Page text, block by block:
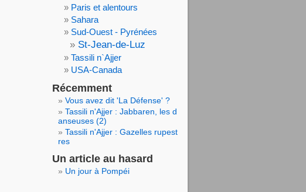
Paris et alentours
Sahara
Sud-Ouest - Pyrénées
St-Jean-de-Luz
Tassili n`Ajjer
USA-Canada
Récemment
Vous avez dit 'La Défense' ?
Tassili n'Ajjer : Jabbaren, les d
anseuses (2)
Tassili n'Ajjer : Gazelles rupest
res
Un article au hasard
Un jour à Pompéi